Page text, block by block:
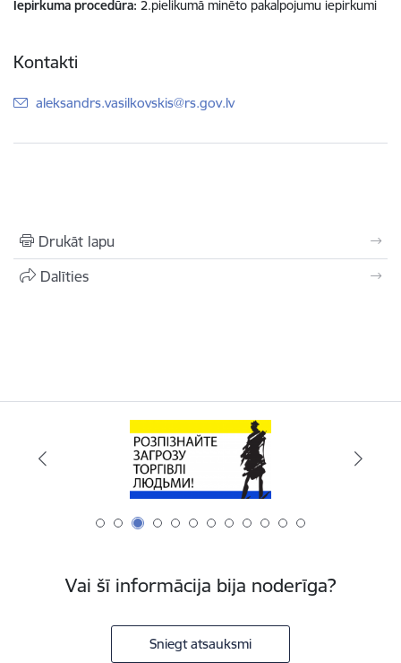
Iepirkuma procedūra 2.pielikumā minēto pakalpojumu iepirkumi
Kontakti
E-pasts:
aleksandrs.vasilkovskis@rs.gov.lv
Drukāt lapu
Dalīties
Vai šī informācija bija noderīga?
Sniegt atsauksmi